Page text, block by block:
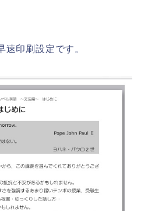
印刷設定です。